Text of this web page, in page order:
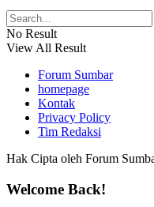
No Result
View All Result
Forum Sumbar
homepage
Kontak
Privacy Policy
Tim Redaksi
Hak Cipta oleh Forum
Welcome Back!